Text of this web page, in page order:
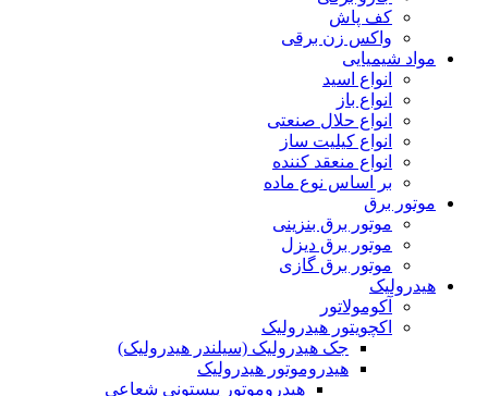
کف پاش
واکس زن برقی
مواد شیمیایی
انواع اسید
انواع باز
انواع حلال صنعتی
انواع کیلیت ساز
انواع منعقد کننده
بر اساس نوع ماده
موتور برق
موتور برق بنزینی
موتور برق دیزل
موتور برق گازی
هیدرولیک
آکومولاتور
اکچویتور هیدرولیک
جک هیدرولیک (سیلندر هیدرولیک)
هیدروموتور هیدرولیک
هیدروموتور پیستونی شعاعی